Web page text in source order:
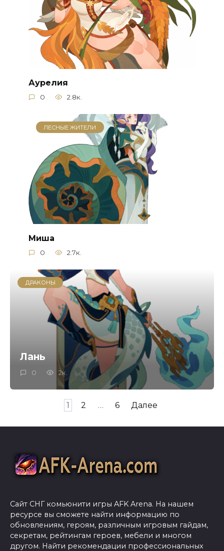
Аурелия
0 2.8к.
ЛЕСНЫЕ ЖИТЕЛИ
Миша
0 2.7к.
ДРАКОНЫ
Лань
0 2к.
1 2 … 6 Далее
Сайт СНГ комьюнити игры AFK Arena. На нашем
ресурсе вы сможете найти информацию по
обновлениям, героям, различным игровым гайдам,
секретам, рейтингам героев, мебели и многом
другом. Найти рекомендации профессиональных